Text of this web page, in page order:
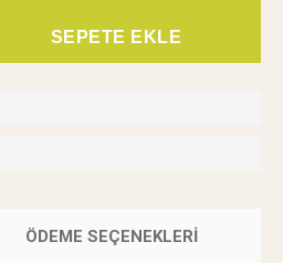
ÖDEME SEÇENEKLERI